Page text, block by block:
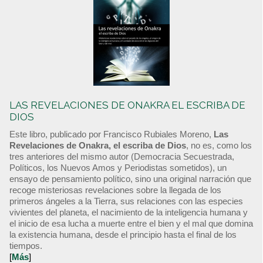
LAS REVELACIONES DE ONAKRA EL ESCRIBA DE
DIOS
Este libro, publicado por Francisco Rubiales Moreno, Las
Revelaciones de Onakra, el escriba de Dios, no es, como los
tres anteriores del mismo autor (Democracia Secuestrada,
Políticos, los Nuevos Amos y Periodistas sometidos), un
ensayo de pensamiento político, sino una original narración que
recoge misteriosas revelaciones sobre la llegada de los
primeros ángeles a la Tierra, sus relaciones con las especies
vivientes del planeta, el nacimiento de la inteligencia humana y
el inicio de esa lucha a muerte entre el bien y el mal que domina
la existencia humana, desde el principio hasta el final de los
tiempos.
[Más]